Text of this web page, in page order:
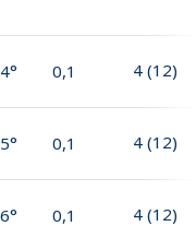
0,1 4 (12)
0,1 4 (12)
0,1 4 (12)